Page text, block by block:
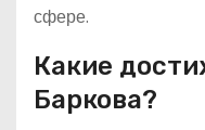
сфере.
Какие
Баркова?